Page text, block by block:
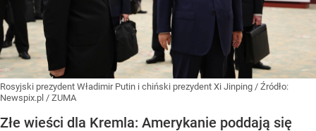
Rosyjski prezydent Władimir Putin i chiński prezydent Xi Jinping / Źródło:
Newspix.pl / ZUMA
Złe wieści dla Kremla: Amerykanie poddają się